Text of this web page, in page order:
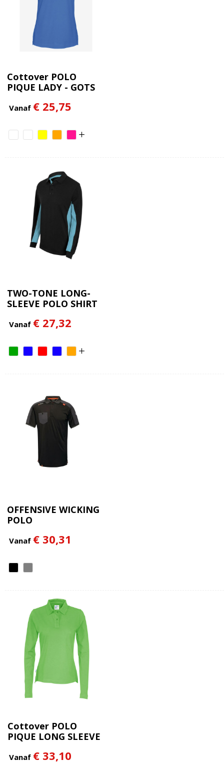
Cottover POLO
PIQUE LADY - GOTS
Vanaf € 25,75
TWO-TONE LONG-
SLEEVE POLO SHIRT
Vanaf € 27,32
OFFENSIVE WICKING
POLO
Vanaf € 30,31
Cottover POLO
PIQUE LONG SLEEVE
GECERTIFICEERD
Vanaf € 33,10